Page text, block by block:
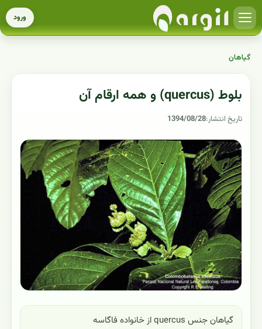
ورود
گیاهان
بلوط (quercus) و همه ارقام آن
تاریخ انتشار:1394/08/28
گیاهان جنس quercus از خانواده فاگاسه